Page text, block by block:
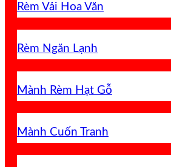
Rèm Vải Hoa Văn
Rèm Ngăn Lạnh
Mành Rèm Hạt Gỗ
Mành Cuốn Tranh